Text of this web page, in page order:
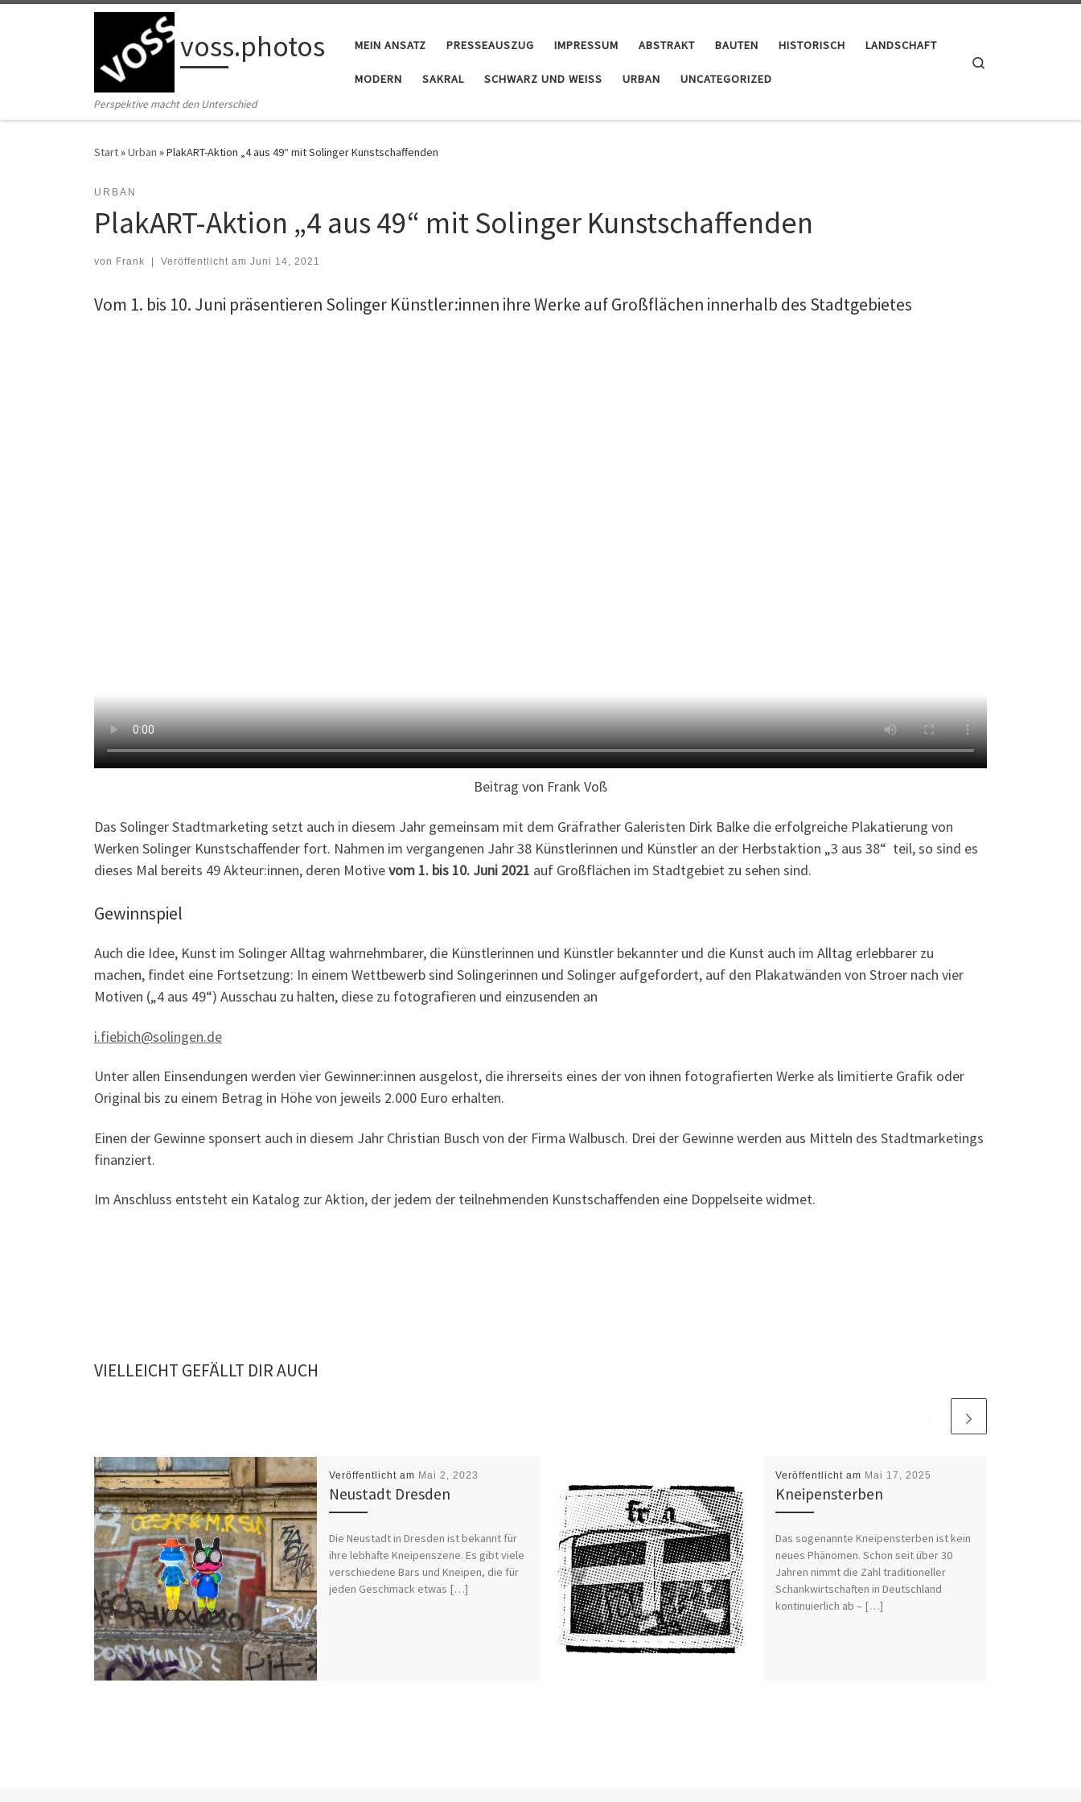
voss.photos
Perspektive macht den Unterschied
MEIN ANSATZ PRESSEAUSZUG IMPRESSUM ABSTRAKT BAUTEN HISTORISCH LANDSCHAFT
MODERN SAKRAL SCHWARZ UND WEISS URBAN UNCATEGORIZED
Start»Urban »PlakART-Aktion „4 aus 49“ mit Solinger Kunstschaffenden
URBAN
PlakART-Aktion „4 aus 49“ mit Solinger Kunstschaffenden
von Frank Veröffentlicht am Juni 14, 2021
Vom 1. bis 10. Juni präsentieren Solinger Künstler:innen ihre Werke auf Großflächen innerhalb des Stadtgebietes
Beitrag von Frank Voß
Das Solinger Stadtmarketing setzt auch in diesem Jahr gemeinsam mit dem Gräfrather Galeristen Dirk Balke die erfolgreiche Plakatierung von
Werken Solinger Kunstschaffender fort. Nahmen im vergangenen Jahr 38 Künstlerinnen und Künstler an der Herbstaktion „3 aus 38“ teil, so sind es
dieses Mal bereits 49 Akteur:innen, deren Motivevom 1. bis 10. Juni 2021 auf Großflächen im Stadtgebiet zu sehen sind.
Gewinnspiel
Auch die Idee, Kunst im Solinger Alltag wahrnehmbarer, die Künstlerinnen und Künstler bekannter und die Kunst auch im Alltag erlebbarer zu
machen, findet eine Fortsetzung: In einem Wettbewerb sind Solingerinnen und Solinger aufgefordert, auf den Plakatwänden von Stroer nach vier
Motiven („4 aus 49“) Ausschau zu halten, diese zu fotografieren und einzusenden an
i.fiebich@solingen.de
Unter allen Einsendungen werden vier Gewinner:innen ausgelost, die ihrerseits eines der von ihnen fotografierten Werke als limitierte Grafik oder
Original bis zu einem Betrag in Höhe von jeweils 2.000 Euro erhalten.
Einen der Gewinne sponsert auch in diesem Jahr Christian Busch von der Firma Walbusch. Drei der Gewinne werden aus Mitteln des Stadtmarketings
finanziert.
Im Anschluss entsteht ein Katalog zur Aktion, der jedem der teilnehmenden Kunstschaffenden eine Doppelseite widmet.
VIELLEICHT GEFÄLLT DIR AUCH
Veröffentlicht am Mai 2, 2023
Neustadt Dresden
Die Neustadt in Dresden ist bekannt für
ihre lebhafte Kneipenszene. Es gibt viele
verschiedene Bars und Kneipen, die für
jeden Geschmack etwas […]
Veröffentlicht am Mai 17, 2025
Kneipensterben
Das sogenannte Kneipensterben ist kein
neues Phänomen. Schon seit über 30
Jahren nimmt die Zahl traditioneller
Schankwirtschaften in Deutschland
kontinuierlich ab – […]